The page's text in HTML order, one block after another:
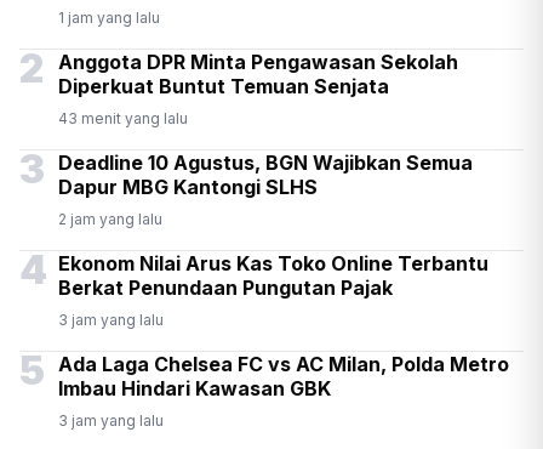
1 jam yang lalu
2
Anggota DPR Minta Pengawasan Sekolah
Diperkuat Buntut Temuan Senjata
43 menit yang lalu
3
Deadline 10 Agustus, BGN Wajibkan Semua
Dapur MBG Kantongi SLHS
2 jam yang lalu
4 Ekonom Nilai Arus Kas Toko Online Terbantu
Berkat Penundaan Pungutan Pajak
3 jam yang lalu
5 Ada Laga Chelsea FC vs AC Milan, Polda Metro
Imbau Hindari Kawasan GBK
3 jam yang lalu